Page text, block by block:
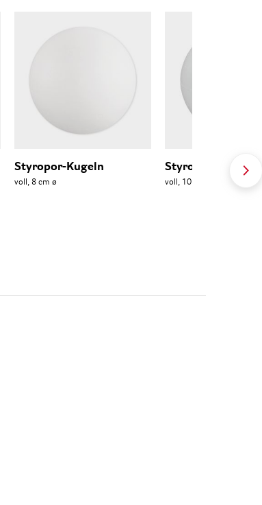
Styropor-Kugeln
voll, 8 cm ø
Styropor-Kugeln
voll, 10 cm ø